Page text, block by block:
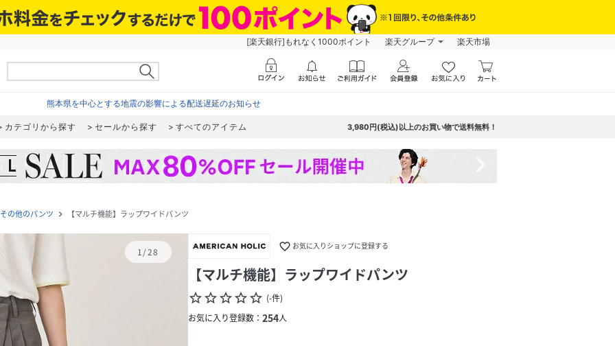
[楽天銀行]もれなく1000ポイント 楽天グループ 楽天市場
熊本県を中心とする地震の影響による配送遅延のお知らせ
カテゴリから探す セールから探す すべてのアイテム 3,980円(税込)以上のお買い物で送料無料！
その他のパンツ navigate_next 【マルチ機能】ラップワイドパンツ
1/28 favorite_border お気に入りショップに登録する
【マルチ機能】ラップワイドパンツ
star_borderstar_borderstar_borderstar_borderstar_border (-件)
お気に入り登録数： 254人